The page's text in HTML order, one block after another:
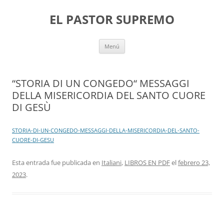
EL PASTOR SUPREMO
Menú
“STORIA DI UN CONGEDO“ MESSAGGI
DELLA MISERICORDIA DEL SANTO CUORE
DI GESÙ
STORIA-DI-UN-CONGEDO-MESSAGGI-DELLA-MISERICORDIA-DEL-SANTO-
CUORE-DI-GESU
Esta entrada fue publicada en Italiani, LIBROS EN PDFelfebrero 23,
2023.